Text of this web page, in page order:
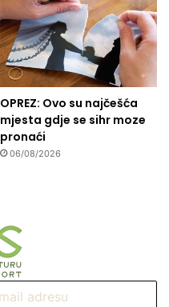
OPREZ: Ovo su najčešća
mjesta gdje se sihr moze
pronaći
06/08/2026